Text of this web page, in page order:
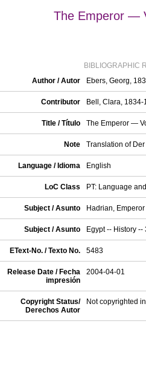
The Emperor —
BIBLIOGRAPHIC
Author / Autor
Ebers, Georg,
Contributor Bell, Clara,
Title / Título The Emperor —
Note Translation of Der
Language / Idioma English
LoC Class PT: Language
Subject / Asunto Hadrian,
Subject / Asunto Egypt -- History --
EText-No. / Texto No. 5483
Release Date / Fecha
impresión
2004-04-01
Copyright Status/
Derechos Autor
Not copyrighted